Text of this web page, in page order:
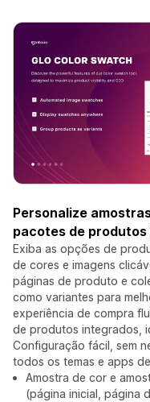
Personalize
pacotes de
Exiba as opções de
de cores e imagens
páginas de produto e
como variantes para
experiência de compra
de produtos integrados,
Configuração fácil, sem
todos os temas e apps
Amostra de cor e
(página inicial, página